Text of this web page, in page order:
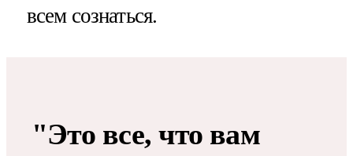
всем сознаться.
"Это все, что вам